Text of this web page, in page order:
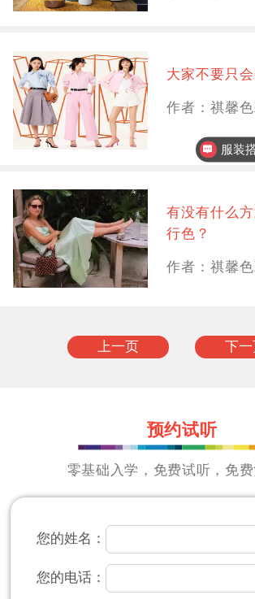
大家不要只
作者：祺馨
有没有什么
行色？
作者：祺馨
上一页 下
预约试听
零基础入学，免费试听，免费
您的姓名：
您的电话：